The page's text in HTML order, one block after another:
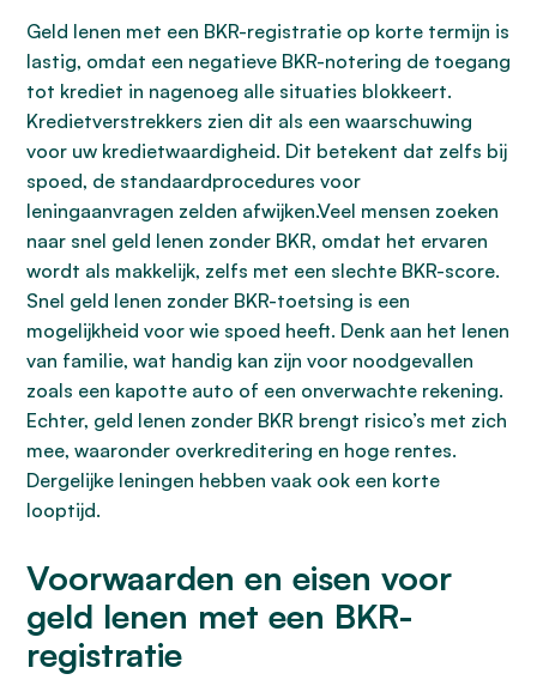
Geld lenen met een BKR-registratie op korte termijn is
lastig, omdat een negatieve BKR-notering de toegang
tot krediet in nagenoeg alle situaties blokkeert.
Kredietverstrekkers zien dit als een waarschuwing
voor uw kredietwaardigheid. Dit betekent dat zelfs bij
spoed, de standaardprocedures voor
leningaanvragen zelden afwijken.Veel mensen zoeken
naar snel geld lenen zonder BKR, omdat het ervaren
wordt als makkelijk, zelfs met een slechte BKR-score.
Snel geld lenen zonder BKR-toetsing is een
mogelijkheid voor wie spoed heeft. Denk aan het lenen
van familie, wat handig kan zijn voor noodgevallen
zoals een kapotte auto of een onverwachte rekening.
Echter, geld lenen zonder BKR brengt risico’s met zich
mee, waaronder overkreditering en hoge rentes.
Dergelijke leningen hebben vaak ook een korte
looptijd.
Voorwaarden en eisen voor
geld lenen met een BKR-
registratie